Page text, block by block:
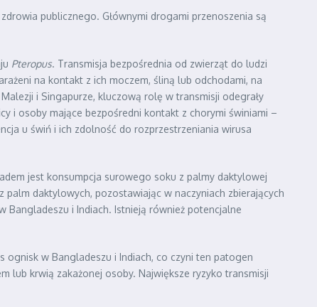
publicznego. Głównymi drogami przenoszenia są
Pteropus. Transmisja bezpośrednia od zwierząt do ludzi
na kontakt z ich moczem, śliną lub odchodami, na
i Singapurze, kluczową rolę w transmisji odegrały
i osoby mające bezpośredni kontakt z chorymi świniami –
u świń i ich zdolność do rozprzestrzeniania wirusa
jest konsumpcja surowego soku z palmy daktylowej
palm daktylowych, pozostawiając w naczyniach zbierających
Bangladeszu i Indiach. Istnieją również potencjalne
ognisk w Bangladeszu i Indiach, co czyni ten patogen
lub krwią zakażonej osoby. Największe ryzyko transmisji